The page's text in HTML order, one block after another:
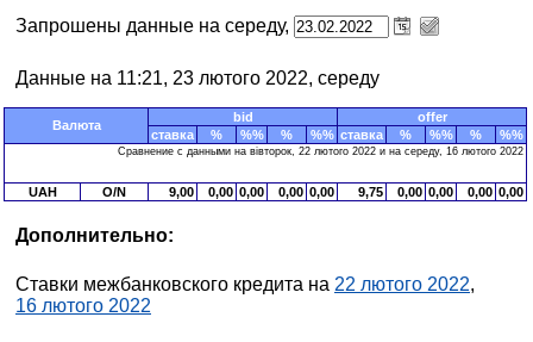
Запрошены данные на середу,
Данные на 11:21, 23 лютого 2022, середу
Валюта
bid
offer
ставка
% %% % %% ставка % %% % %%
Сравнение с данными на вівторок, 22 лютого 2022 и на середу, 16 лютого 2022
UAH O/N 9,00 0,00 0,00 0,00 0,00 9,75 0,00 0,00 0,00 0,00
Дополнительно:
Ставки межбанковского кредита на 22 лютого 2022,
16 лютого 2022